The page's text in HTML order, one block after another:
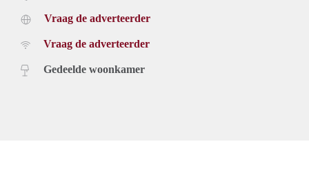
Vraag de adverteerder
Vraag de adverteerder
Gedeelde woonkamer